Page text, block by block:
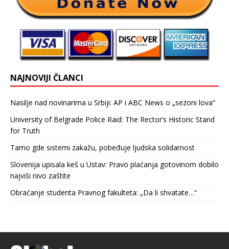
NAJNOVIJI ČLANCI
Nasilje nad novinarima u Srbiji: AP i ABC News o „sezoni lova“
University of Belgrade Police Raid: The Rector’s Historic Stand
for Truth
Tamo gde sistemi zakažu, pobeđuje ljudska solidarnost
Slovenija upisala keš u Ustav: Pravo plaćanja gotovinom dobilo
najviši nivo zaštite
Obraćanje studenta Pravnog fakulteta: „Da li shvatate…“